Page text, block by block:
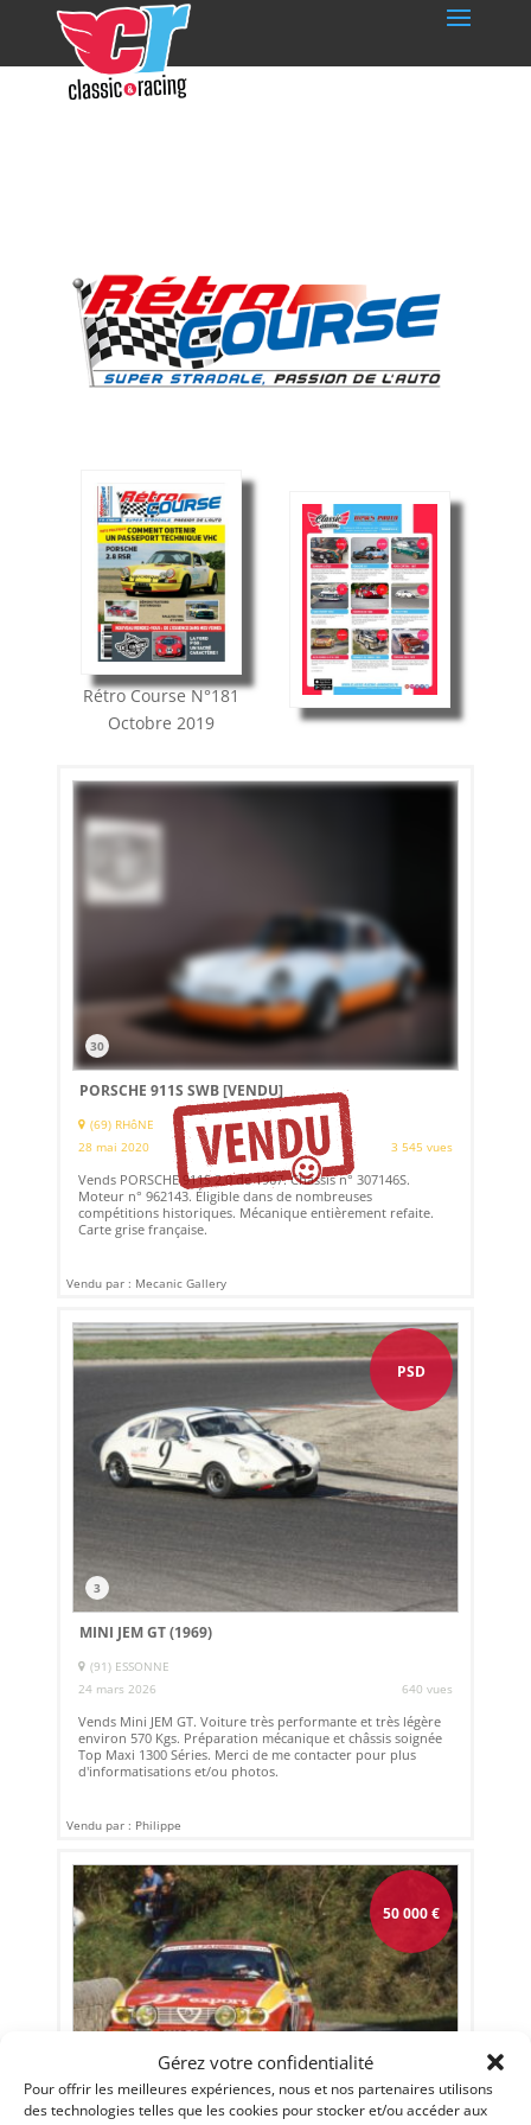
Gérez votre confidentialité
Pour offrir les meilleures expériences, nous et nos partenaires utilisons
des technologies telles que les cookies pour stocker et/ou accéder aux
Rétro CourseN°181
Octobre 2019
30
PORSCHE 911S SWB[VENDU]
(69) RHôNE
28 mai 2020
3 545 vues
Vends PORSCHE 911S 2.0 de 1967. Châssis n° 307146S.
Moteur n° 962143. Éligible dans de nombreuses
compétitions historiques. Mécanique entièrement refaite.
Carte grise française.
Vendu par : Mecanic Gallery
PSD
3
MINI JEM GT (1969)
(91) ESSONNE
24 mars 2026
640 vues
Vends Mini JEM GT. Voiture très performante et très légère
environ 570 Kgs. Préparation mécanique et châssis soignée
Top Maxi 1300 Séries. Merci de me contacter pour plus
d'informatisations et/ou photos.
Vendu par : Philippe
50 000€